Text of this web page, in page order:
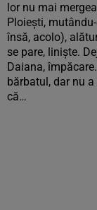
lor nu mai
Ploiești,
însă, acolo),
se pare, liniște.
Daiana,
bărbatul, dar nu
că…